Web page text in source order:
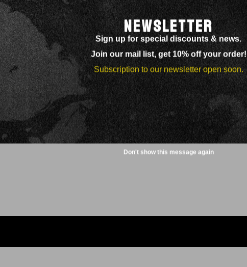
NEWSLETTER
Sign up for special discounts & news.
Join our mail list, get 10% off your order!
Subscription to our newsletter open soon.
Don't show this message again
I campi obbligatori sono contrassegnati *